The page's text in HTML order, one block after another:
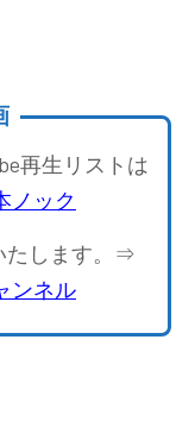
再生リストは
ノック
たします。⇒
ンネル